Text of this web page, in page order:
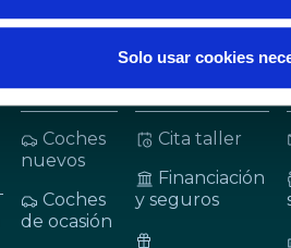
Solo usar cookies
VEHÍCULOS
Coches
nuevos
Coches
de ocasión
SERVICIOS
Cita taller
Financiación
y seguros